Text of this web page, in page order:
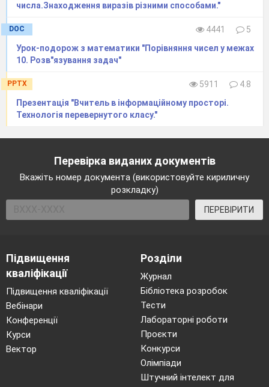
числа.Знаходження виразiв рiзними способами."
DOC 4441
5
Урок-подорож з математики "Порівняння чисел у межах
10. Розв"язування задач"
PPTX 5911
4.8
Презентація "Вчитель в інформаційному просторі.
Технологія перевернутого класу."
Перевірка виданих документів
Вкажіть номер документа (використовуйте кириличну
розкладку)
ПЕРЕВІРИТИ
Підвищення
кваліфікації
Підвищення кваліфікації
Вебінари
Конференції
Курси
Вектор
Розділи
Журнал
Бібліотека розробок
Тести
Лабораторні роботи
Проєкти
Конкурси
Олімпіади
Штучний інтелект для